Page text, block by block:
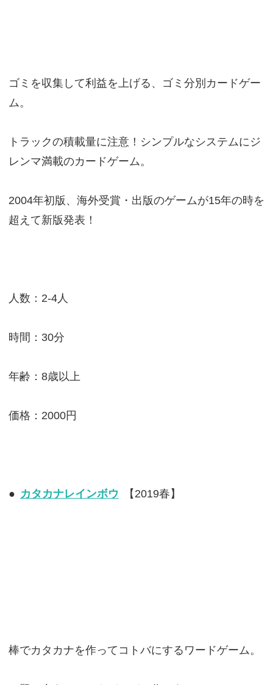
ゴミを収集して利益を上げる、ゴミ分別カードゲー
ム。
トラックの積載量に注意！シンプルなシステムにジ
レンマ満載のカードゲーム。
2004年初版、海外受賞・出版のゲームが15年の時を
超えて新版発表！
人数：2-4人
時間：30分
年齢：8歳以上
価格：2000円
● カタカナレインボウ 【2019春】
棒でカタカナを作ってコトバにするワードゲーム。